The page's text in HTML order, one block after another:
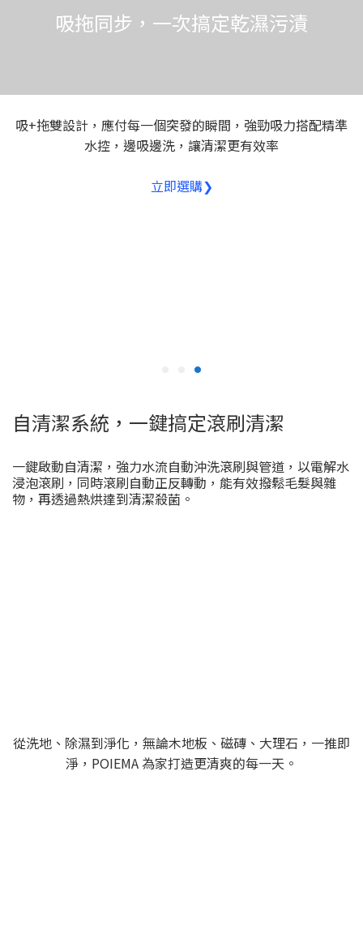
吸拖同步，一次搞定乾濕污漬
吸+拖雙設計，應付每一個突發的瞬間，強勁吸力搭配精準
水控，邊吸邊洗，讓清潔更有效率
立即選購❯
自清潔系統，一鍵搞定滾刷清潔
一鍵啟動自清潔，強力水流自動沖洗滾刷與管道，以電解水
浸泡滾刷，同時滾刷自動正反轉動，能有效撥鬆毛髮與雜
物，再透過熱烘達到清潔殺菌。
從洗地、除濕到淨化，無論木地板、磁磚、大理石，一推即
淨，POIEMA 為家打造更清爽的每一天。